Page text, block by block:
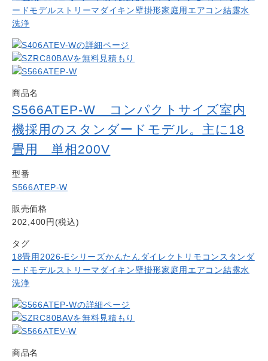
ードモデルストリーマ ダイキン壁掛形家庭用エアコン結露水
洗浄
商品名
S566ATEP-W コンパクトサイズ室内
機採用のスタンダードモデル。主に18
畳用 単相200V
型番
S566ATEP-W
販売価格
202,400円(税込)
タグ
18畳用 2026-Eシリーズかんたんダイレクトリモコン スタンダ
ードモデルストリーマ ダイキン壁掛形家庭用エアコン結露水
洗浄
商品名